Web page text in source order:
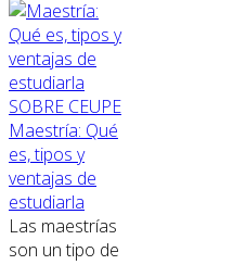
SOBRE CEUPE
Maestría: Qué
es, tipos y
ventajas de
estudiarla
Las maestrías
son un tipo de